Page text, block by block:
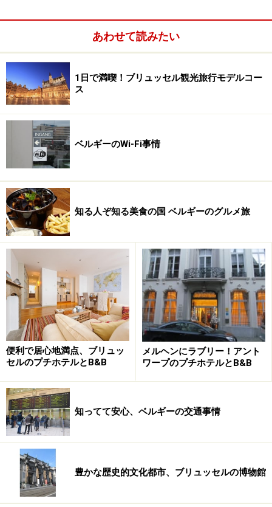
ブリュッセルの地下鉄・トラム・バス
ブリュッセル市営交通のバス
STIB/MIVBでは、地下鉄もトラムもバスも、同一カード
です。車内あるいは駅の構内に乗車券を差し込むとする
改札される仕組みになっているオレンジ色の箱型の機械
が備え付けられています。カードを差し込むと、時刻が
印刷されます。1時間以内なら、乗り換えも往復もオー
ケー。乗り換える時には、改めて、カードを機械に差し
込みます。１時間以内であれば「TRANSIT」と表示さ
れ、追加料金はかかりません。
あわせて読みたい
1日で満喫！ブリュッセル観光旅行モデルコー
ス
ベルギーのWi-Fi事情
知る人ぞ知る美食の国 ベルギーのグルメ旅
便利で居心地満点、ブリュッ
セルのプチホテルとB&B
メルヘンにラブリー！アント
ワープのプチホテルとB&B
知ってて安心、ベルギーの交通事情
豊かな歴史的文化都市、ブリュッセルの博物館